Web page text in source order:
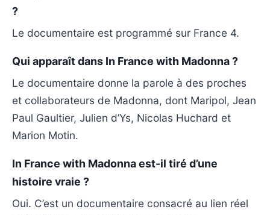
?
Le documentaire est programmé sur France 4.
Qui apparaît dans In France with Madonna ?
Le documentaire donne la parole à des proches
et collaborateurs de Madonna, dont Maripol, Jean
Paul Gaultier, Julien d’Ys, Nicolas Huchard et
Marion Motin.
In France with Madonna est-il tiré d’une
histoire vraie ?
Oui. C’est un documentaire consacré au lien réel